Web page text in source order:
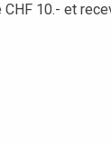
10.- et